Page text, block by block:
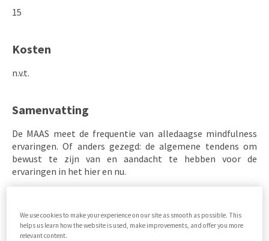
15
Kosten
n.v.t.
Samenvatting
De MAAS meet de frequentie van alledaagse mindfulness
ervaringen. Of anders gezegd: de algemene tendens om
bewust te zijn van en aandacht te hebben voor de
ervaringen in het hier en nu.
De relatief geringe lengte van de lijst en de eenvoudige en
We use cookies to make your experience on our site as smooth as possible. This
helps us learn how the website is used, make improvements, and offer you more
relevant content.